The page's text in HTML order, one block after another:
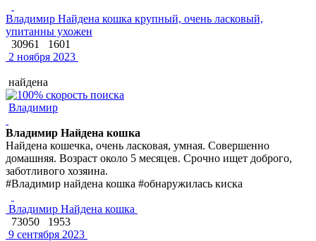
Владимир Найдена кошка крупный, очень ласковый,
упитанны ухожен
30961
1601
2 ноября 2023
найдена
Владимир
Владимир Найдена кошка
Найдена кошечка, очень ласковая, умная. Совершенно
домашняя. Возраст около 5 месяцев. Срочно ищет доброго,
заботливого хозяина.
#Владимир найдена кошка #обнаружилась киска
Владимир Найдена кошка
73050
1953
9 сентября 2023